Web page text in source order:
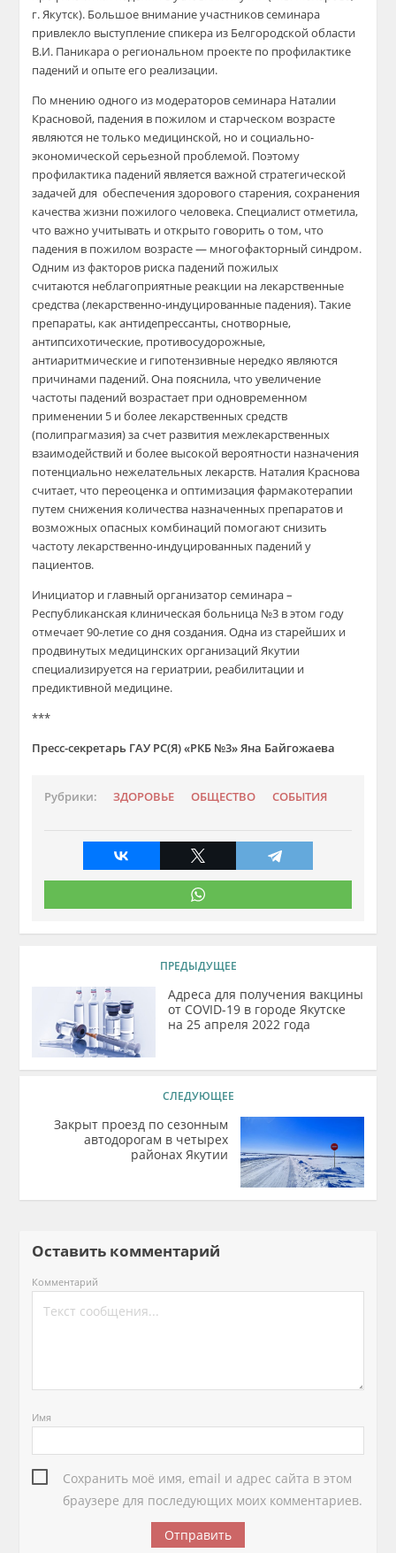
г. Якутск). Большое внимание участников семинара
привлекло выступление спикера из Белгородской области
В.И. Паникарао региональном проекте по профилактике
падений иопыте его реализации.
По мнению одного из модераторов семинара Наталии
Красновой, падения в пожилом и старческом возрасте
являются не только медицинской, но и социально-
экономическойсерьезной проблемой. Поэтому
профилактика падений является важнойстратегической
задачей для обеспечения здорового старения, сохранения
качества жизни пожилого человека.Специалист отметила,
что важноучитывать и открыто говорить о том, что
падения в пожилом возрасте — многофакторный синдром.
Одним из факторов риска падений пожилых
считаются неблагоприятные реакции на лекарственные
средства (лекарственно-индуцированные падения). Такие
препараты, как антидепрессанты, снотворные,
антипсихотические, противосудорожные,
антиаритмические и гипотензивные нередкоявляются
причинами падений. Она пояснила, чтоувеличение
частоты падений возрастает при одновременном
применении 5 и более лекарственных средств
(полипрагмазия) за счет развития межлекарственных
взаимодействий и более высокой вероятности назначения
потенциально нежелательных лекарств. Наталия Краснова
считает, что переоценка и оптимизация фармакотерапии
путем снижения количества назначенных препаратов и
возможных опасных комбинаций помогают снизить
частоту лекарственно-индуцированных падений у
пациентов.
Инициатор и главный организатор семинара –
Республиканская клиническая больница №3 в этом году
отмечает 90-летие со дня создания. Одна из старейших и
продвинутых медицинских организаций Якутии
специализируется на гериатрии, реабилитации и
предиктивной медицине.
***
Пресс-секретарь ГАУ РС(Я) «РКБ №3» Яна Байгожаева
Рубрики: ЗДОРОВЬЕ ОБЩЕСТВО СОБЫТИЯ
ПРЕДЫДУЩЕЕ
Адреса для получения вакцины
от COVID-19 в городе Якутске
на 25 апреля 2022 года
СЛЕДУЮЩЕЕ
Закрыт проезд по сезонным
автодорогам в четырех
районах Якутии
Оставить комментарий
Комментарий
Имя
Сохранить моё имя, email и адрес сайта в этом
браузере для последующих моих комментариев.